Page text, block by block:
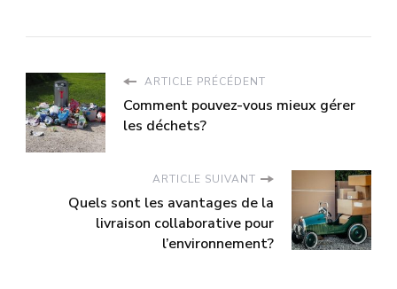
ARTICLE PRÉCÉDENT
Comment pouvez-vous mieux gérer
les déchets?
ARTICLE SUIVANT
Quels sont les avantages de la
livraison collaborative pour
l’environnement?